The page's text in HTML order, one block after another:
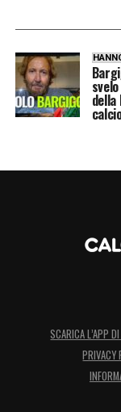
della
SCARICA L’APP
PRIVACY